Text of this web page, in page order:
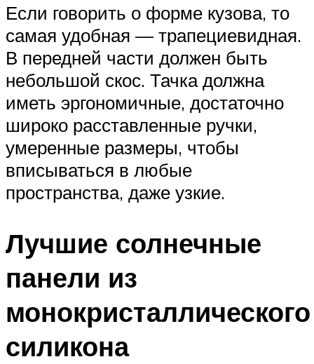
Если говорить о форме кузова, то
самая удобная — трапециевидная.
В передней части должен быть
небольшой скос. Тачка должна
иметь эргономичные, достаточно
широко расставленные ручки,
умеренные размеры, чтобы
вписываться в любые
пространства, даже узкие.
Лучшие солнечные
панели из
монокристаллического
силикона